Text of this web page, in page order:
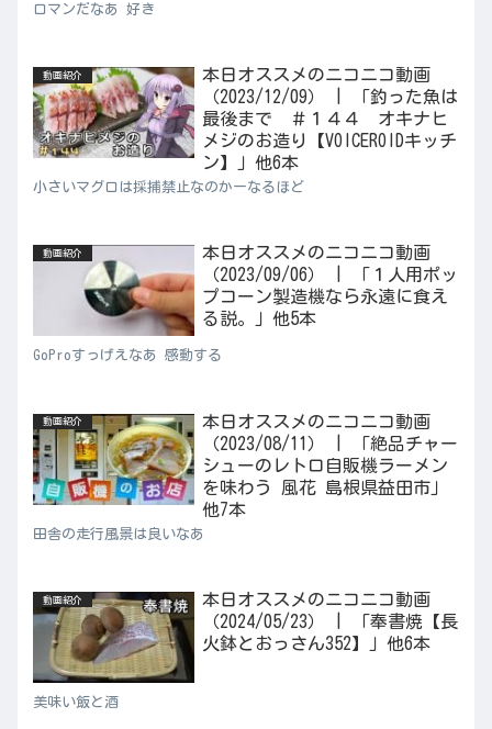
ロマンだなあ 好き
動画紹介
本日オススメのニコニコ動画
（2023/12/09） | 「釣った魚は
最後まで ＃１４４ オキナヒ
メジのお造り【VOICEROIDキッチ
ン】」他6本
小さいマグロは採捕禁止なのかーなるほど
動画紹介
本日オススメのニコニコ動画
（2023/09/06） | 「１人用ポッ
プコーン製造機なら永遠に食え
る説。」他5本
GoProすっげえなあ 感動する
動画紹介
本日オススメのニコニコ動画
（2023/08/11） | 「絶品チャー
シューのレトロ自販機ラーメン
を味わう 風花 島根県益田市」
他7本
田舎の走行風景は良いなあ
動画紹介
本日オススメのニコニコ動画
（2024/05/23） | 「奉書焼【長
火鉢とおっさん352】」他6本
美味い飯と酒